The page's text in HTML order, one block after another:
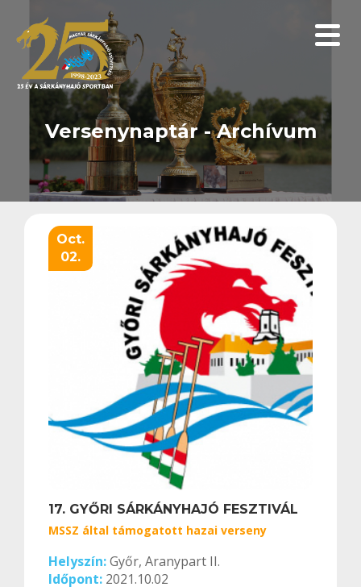
Versenynaptár - Archívum
Oct.
02.
17. GYŐRI SÁRKÁNYHAJÓ FESZTIVÁL
MSSZ által támogatott hazai verseny
Helyszín:Győr, Aranypart II.
Időpont: 2021.10.02